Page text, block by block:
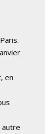
en
autre